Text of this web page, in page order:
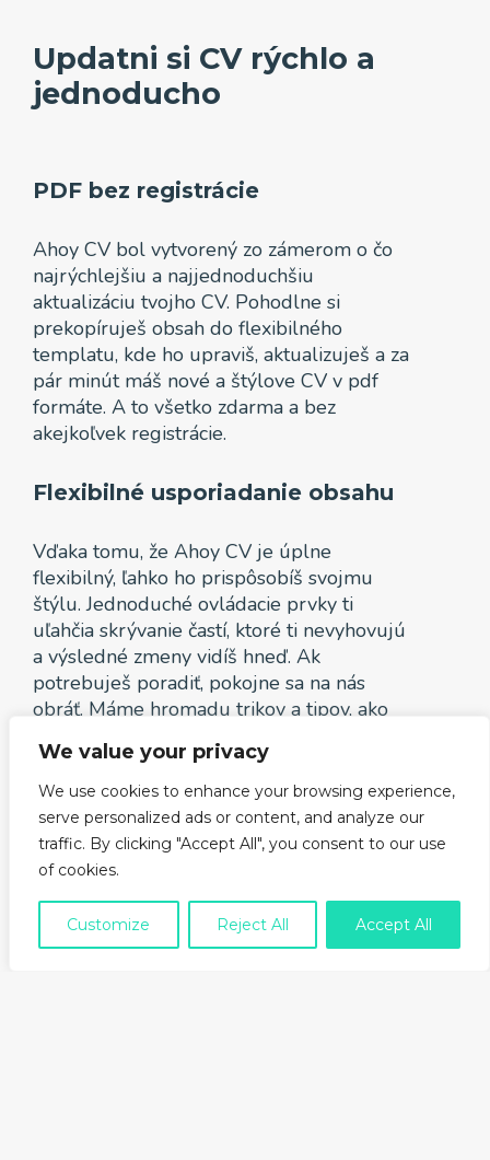
We value your privacy
We use cookies to enhance your browsing experience,
serve personalized ads or content, and analyze our
traffic. By clicking "Accept All", you consent to our use
of cookies.
Customize Reject All Accept All
Updatni si CV rýchlo a
jednoducho
PDF bez registrácie
Ahoy CV bol vytvorený zo zámerom o čo
najrýchlejšiu a najjednoduchšiu
aktualizáciu tvojho CV. Pohodlne si
prekopíruješ obsah do flexibilného
templatu, kde ho upraviš, aktualizuješ a za
pár minút máš nové a štýlove CV v pdf
formáte. A to všetko zdarma a bez
akejkoľvek registrácie.
Flexibilné usporiadanie obsahu
Vďaka tomu, že Ahoy CV je úplne
flexibilný, ľahko ho prispôsobíš svojmu
štýlu. Jednoduché ovládacie prvky ti
uľahčia skrývanie častí, ktoré ti nevyhovujú
a výsledné zmeny vidíš hneď. Ak
potrebuješ poradiť, pokojne sa na nás
obráť. Máme hromadu trikov a tipov, ako
prvý pohľad.
Minimalistický a štýlovy design
Vedel si, že priemerný čas, ktorý
personalista strávi nad životopisom, je 30
sekúnd? Aby si svoje šance maximalizoval,